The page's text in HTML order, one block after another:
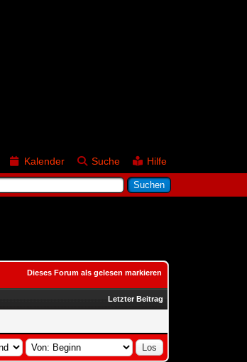
Kalender Suche Hilfe
Dieses Forum als gelesen markieren
Letzter Beitrag